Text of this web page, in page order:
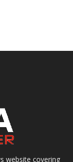
website covering